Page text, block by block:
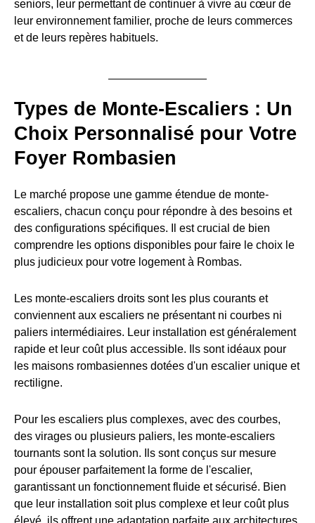
seniors, leur permettant de continuer à vivre au cœur de
leur environnement familier, proche de leurs commerces
et de leurs repères habituels.
Types de Monte-Escaliers : Un
Choix Personnalisé pour Votre
Foyer Rombasien
Le marché propose une gamme étendue de monte-
escaliers, chacun conçu pour répondre à des besoins et
des configurations spécifiques. Il est crucial de bien
comprendre les options disponibles pour faire le choix le
plus judicieux pour votre logement à Rombas.
Les monte-escaliers droits sont les plus courants et
conviennent aux escaliers ne présentant ni courbes ni
paliers intermédiaires. Leur installation est généralement
rapide et leur coût plus accessible. Ils sont idéaux pour
les maisons rombasiennes dotées d'un escalier unique et
rectiligne.
Pour les escaliers plus complexes, avec des courbes,
des virages ou plusieurs paliers, les monte-escaliers
tournants sont la solution. Ils sont conçus sur mesure
pour épouser parfaitement la forme de l'escalier,
garantissant un fonctionnement fluide et sécurisé. Bien
que leur installation soit plus complexe et leur coût plus
élevé, ils offrent une adaptation parfaite aux architectures